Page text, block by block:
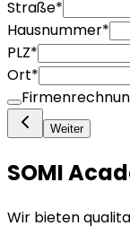
Straße*
Hausnummer*
PLZ*
Ort*
Weiter
SOMI
Wir bieten